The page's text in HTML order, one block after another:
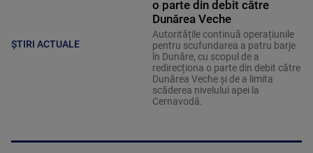
ȘTIRI ACTUALE
o parte din debit către
Dunărea Veche
Autoritățile continuă operațiunile
pentru scufundarea a patru barje
în Dunăre, cu scopul de a
redirecționa o parte din debit către
Dunărea Veche și de a limita
scăderea nivelului apei la
Cernavodă.